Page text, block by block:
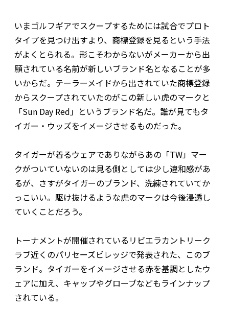
いまゴルフギアでスクープするためには試合でプロト
タイプを見つけ出すより、商標登録を見るという手法
がよくとられる。形こそわからないがメーカーから出
願されている名前が新しいブランド名となることが多
いからだ。テーラーメイドから出されていた商標登録
からスクープされていたのがこの新しい虎のマークと
「Sun Day Red」というブランド名だ。誰が見てもタ
イガー・ウッズをイメージさせるものだった。
タイガーが着るウェアでありながらあの「TW」マー
クがついていないのは見る側としては少し違和感があ
るが、さすがタイガーのブランド、洗練されていてか
っこいい。駆け抜けるような虎のマークは今後浸透し
ていくことだろう。
トーナメントが開催されているリビエラカントリーク
ラブ近くのパリセーズビレッジで発表された、このブ
ランド。タイガーをイメージさせる赤を基調としたウ
ェアに加え、キャップやグローブなどもラインナップ
されている。